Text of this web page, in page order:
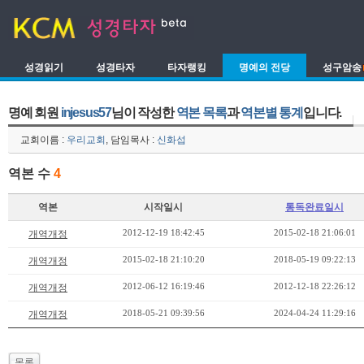
성경읽기 성경타자 타자랭킹 명예의 전당 성구암송
명예 회원 injesus57님이 작성한역본 목록과역본별 통계 입니다.
교회이름 : 우리교회 , 담임목사 : 신화섭
역본 수 4
역본 시작일시 통독완료일시
개역개정 2012-12-19 18:42:45 2015-02-18 21:06:01
개역개정 2015-02-18 21:10:20 2018-05-19 09:22:13
개역개정 2012-06-12 16:19:46 2012-12-18 22:26:12
개역개정 2018-05-21 09:39:56 2024-04-24 11:29:16